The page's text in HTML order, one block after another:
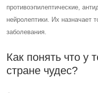
противоэпилептические,
нейролептики. Их назначает
заболевания.
Как понять что у
стране чудес?